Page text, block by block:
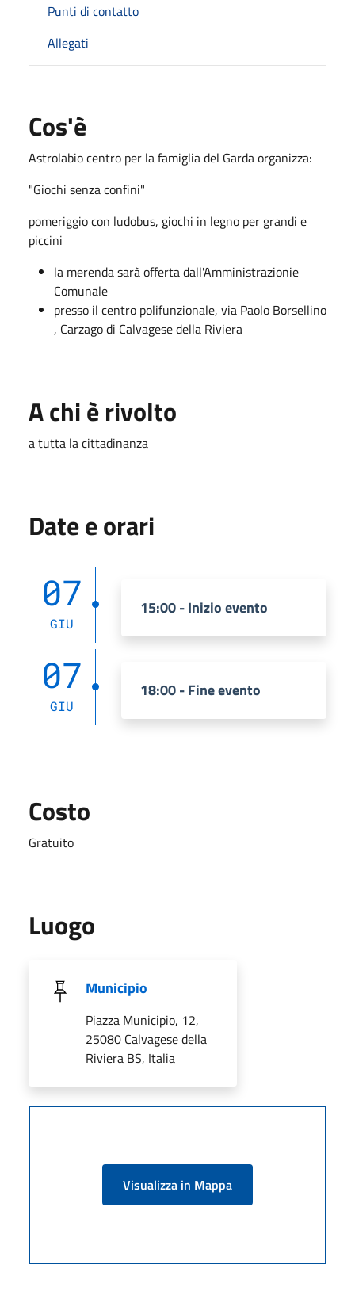
Punti di contatto
Allegati
Cos'è
Astrolabio centro per la famiglia del Garda organizza:
"Giochi senza confini"
pomeriggio con ludobus, giochi in legno per grandi e
piccini
la merenda sarà offerta dall'Amministrazionie
Comunale
presso il centro polifunzionale, via Paolo Borsellino
, Carzago di Calvagese della Riviera
A chi è rivolto
a tutta la cittadinanza
Date e orari
07
GIU
15:00 - Inizio evento
07
GIU
18:00 - Fine evento
Costo
Gratuito
Luogo
Municipio
Piazza Municipio, 12,
25080 Calvagese della
Riviera BS, Italia
Visualizza in Mappa